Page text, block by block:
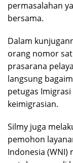
permasalahan
bersama.
Dalam
orang nomor
prasarana
langsung
petugas
keimigrasian.
Silmy juga
pemohon
Indonesia (WNI)